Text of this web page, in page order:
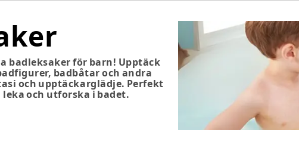
badleksaker för barn! Upptäck
badbåtar och andra
och upptäckarglädje. Perfekt
och utforska i badet.